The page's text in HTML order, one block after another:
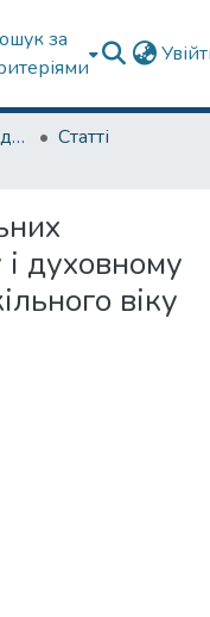
за
Кафедра теорії та методик дошкільної освіти
Статті
духовному
віку